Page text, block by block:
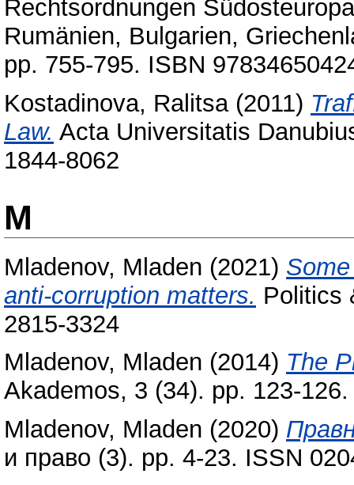
Rechtsordnungen
Rumänien, Bulgarien,
pp. 755-795. ISBN
Kostadinova, Ralitsa(2011)
Law. Acta Universitatis
1844-8062
M
Mladenov, Mladen (2021)
anti-corruption matters. Politics
2815-3324
Mladenov, Mladen (2014) The
Akademos, 3 (34). pp. 123-
Mladenov, Mladen (2020)
и право (3). pp. 4-23. ISSN